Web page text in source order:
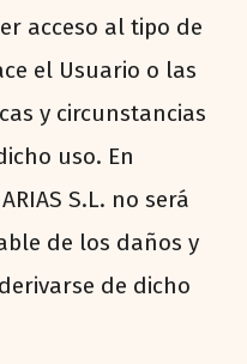
acceso al tipo de
el Usuario o las
y circunstancias
uso. En
S.L. no será
de los daños y
de dicho